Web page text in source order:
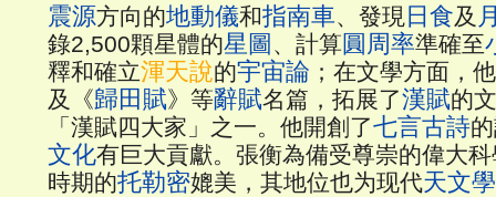
震源方向的地動儀和指南車、發現日食及
錄2,500顆星體的星圖 、計算圓周率準確至
釋和確立渾天說的宇宙論 ；在文學方面，
及《歸田賦》等辭賦名篇，拓展了漢賦的
「漢賦四大家」之一。他開創了七言古詩
文化有巨大貢獻。張衡為備受尊崇的偉大
時期的托勒密媲美，其地位也为现代天文學